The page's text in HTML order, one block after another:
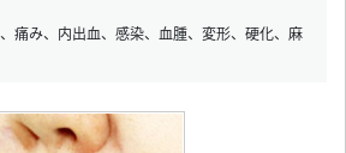
痛み、内出血、感染、血腫、変形、硬化、麻